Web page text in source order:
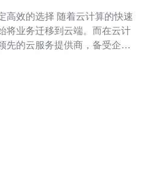
随着云计算的快速
将业务迁移到云端。而在云计
先的云服务提供商，备受企业
里云新加坡服务